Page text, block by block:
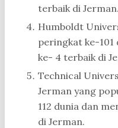
terbaik di Jerman.
Humboldt
peringkat ke-
ke- 4 terbaik di
Technical
Jerman yang
112 dunia dan
di Jerman.